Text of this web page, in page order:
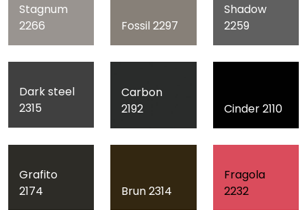
Stagnum
2266
Fossil 2297
Shadow
2259
Dark steel
2315
Carbon
2192
Cinder 2110
Grafito
2174
Brun 2314
Fragola
2232